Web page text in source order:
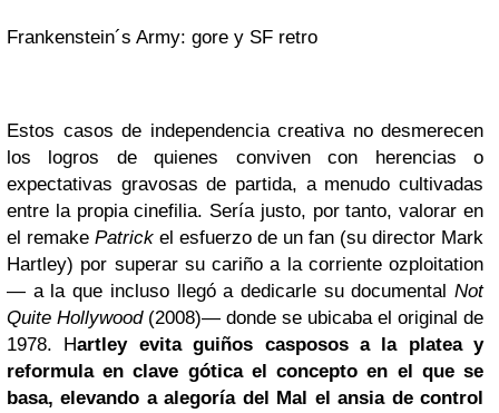
Frankenstein´s Army: gore y SF retro
Estos casos de independencia creativa no desmerecen
los logros de quienes conviven con herencias o
expectativas gravosas de partida, a menudo cultivadas
entre la propia cinefilia. Sería justo, por tanto, valorar en
el remake Patrick el esfuerzo de un fan (su director Mark
Hartley) por superar su cariño a la corriente ozploitation
— a la que incluso llegó a dedicarle su documental Not
Quite Hollywood(2008)— donde se ubicaba el original de
1978. Hartley evita guiños casposos a la platea y
reformula en clave gótica el concepto en el que se
basa, elevando a alegoría del Mal el ansia de control